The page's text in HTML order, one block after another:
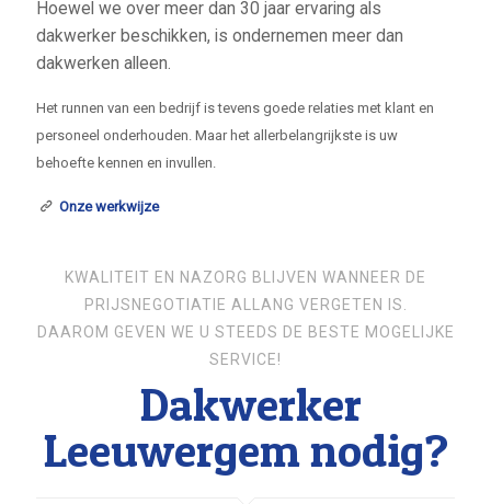
Hoewel we over meer dan 30 jaar ervaring als
dakwerker beschikken, is ondernemen meer dan
dakwerken alleen.
Het runnen van een bedrijf is tevens goede relaties met klant en
personeel onderhouden. Maar het allerbelangrijkste is uw
behoefte kennen en invullen.
Onze werkwijze
KWALITEIT EN NAZORG BLIJVEN WANNEER DE
PRIJSNEGOTIATIE ALLANG VERGETEN IS.
DAAROM GEVEN WE U STEEDS DE BESTE MOGELIJKE
SERVICE!
Dakwerker
Leeuwergem nodig?